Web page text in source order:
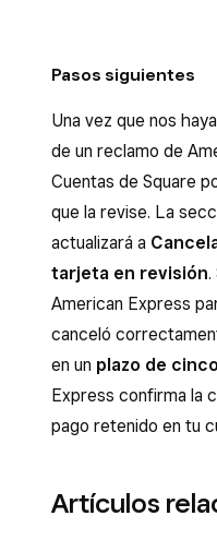
Pasos siguientes
Una vez que nos
de un reclamo de
Cuentas de Square
que la revise. La
actualizará a
tarjeta en revisión.
American Express
canceló
en un plazo de
Express confirma la
pago retenido en tu
Artículos